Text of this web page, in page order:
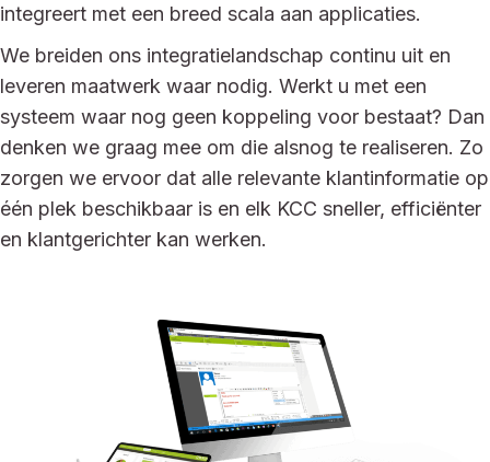
integreert met een breed scala aan applicaties.
We breiden ons integratielandschap continu uit en
leveren maatwerk waar nodig. Werkt u met een
systeem waar nog geen koppeling voor bestaat? Dan
denken we graag mee om die alsnog te realiseren. Zo
zorgen we ervoor dat alle relevante klantinformatie op
één plek beschikbaar is en elk KCC sneller, efficiënter
en klantgerichter kan werken.